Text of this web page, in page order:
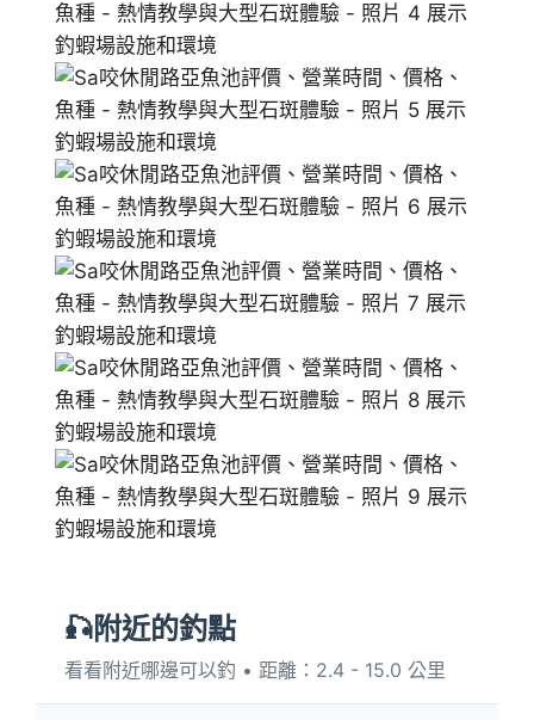
🎣附近的釣點
看看附近哪邊可以釣 • 距離：2.4 - 15.0 公里